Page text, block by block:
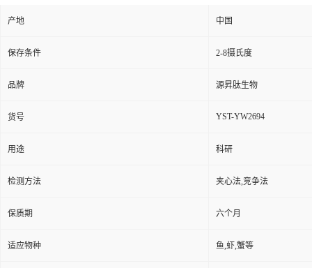
产地 中国
保存条件 2-8摄氏度
品牌 源昇肽生物
货号 YST-YW2694
用途 科研
检测方法 夹心法,竞争法
保质期 六个月
适应物种 鱼,虾,蟹等